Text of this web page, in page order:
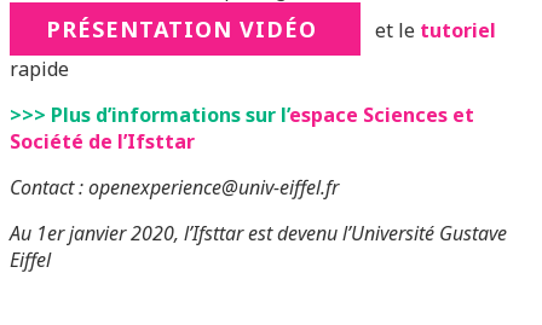
PRÉSENTATION VIDÉO et le tutoriel
rapide
>>> Plus d’informations sur l’espace Sciences et
Société de l’Ifsttar
Contact : openexperience@univ-eiffel.fr
Au 1er janvier 2020, l’Ifsttar est devenu l’Université Gustave
Eiffel